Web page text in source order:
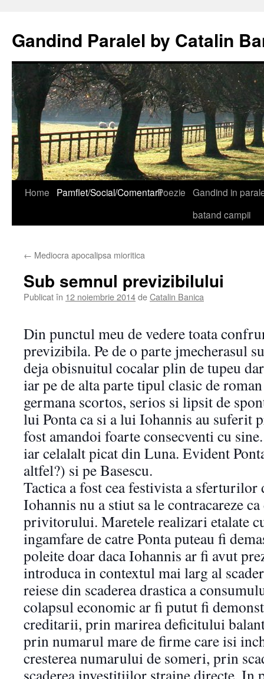
Gandind Paralel by Catalin
Sari
Home Pamflet/Social/ComentariiPoezie Gandind in
batand campii
← Mediocra apocalipsa mioritica
Sub semnul previzibilului
Publicat în 12 noiembrie 2014deCatalin Banica
Din punctul meu de vedere toata
previzibila. Pe de o parte jmecherasul
deja obisnuitul cocalar plin de tupeu
iar pe de alta parte tipul clasic de
germana scortos, serios si lipsit de
lui Ponta ca si a lui Iohannis au suferit
fost amandoi foarte consecventi cu
iar celalalt picat din Luna. Evident
altfel?) si pe Basescu.
Tactica a fost cea festivista a sferturilor
Iohannis nu a stiut sa le contracareze
privitorului. Maretele realizari etalate
ingamfare de catre Ponta puteau fi
poleite doar daca Iohannis ar fi avut
introduca in contextul mai larg al
reiese din scaderea drastica a
colapsul economic ar fi putut fi
creditarii, prin marirea deficitului
prin numarul mare de firme care isi
cresterea numarului de someri, prin
scaderea investitiilor straine directe. In